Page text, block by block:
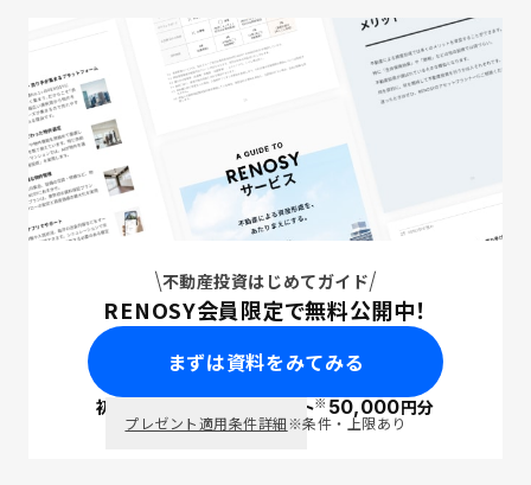
不動産投資はじめてガイド
RENOSY会員限定で無料公開中！
まずは資料をみてみる
初回面談で ポイント※50,000円分
プレゼント適用条件詳細※条件・上限あり